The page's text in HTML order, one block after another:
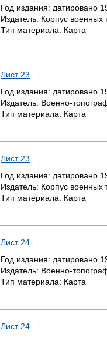
Год издания: датировано
Издатель: Корпус военных
Тип материала: Карта
Лист 23
Год издания: датировано
Издатель: Военно-
Тип материала: Карта
Лист 23
Год издания: датировано
Издатель: Корпус военных
Тип материала: Карта
Лист 24
Год издания: датировано
Издатель: Военно-
Тип материала: Карта
Лист 24